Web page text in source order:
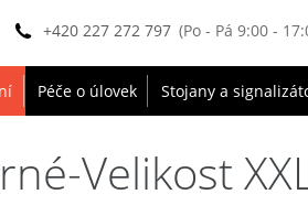
+420 227 272 797 (Po - Pá 9:00 -
Péče o úlovek Stojany a
Velikost